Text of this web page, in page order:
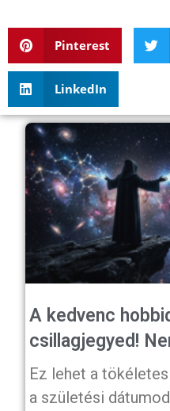
Pinterest
LinkedIn
A kedvenc
csillagjegyed!
Ez lehet a
a születési